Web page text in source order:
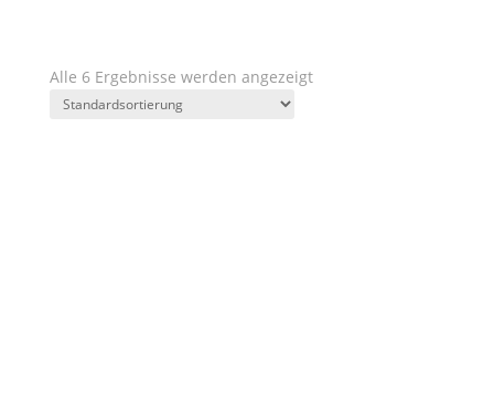
Alle 6 Ergebnisse werden angezeigt